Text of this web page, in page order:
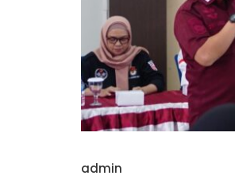
admin